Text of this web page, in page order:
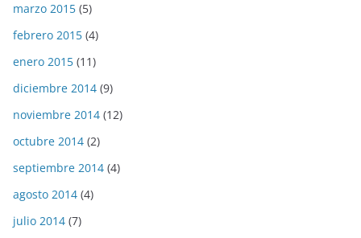
marzo 2015 (5)
febrero 2015 (4)
enero 2015 (11)
diciembre 2014 (9)
noviembre 2014 (12)
octubre 2014 (2)
septiembre 2014 (4)
agosto 2014 (4)
julio 2014 (7)